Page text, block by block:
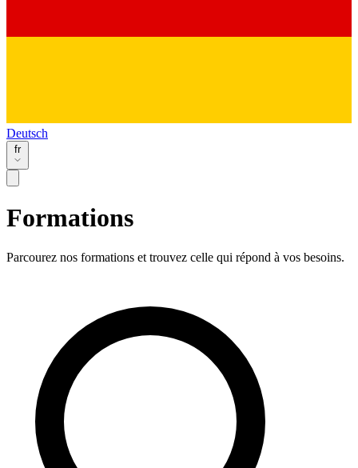
Deutsch
fr
Formations
Parcourez nos formations et trouvez celle qui répond à vos besoins.